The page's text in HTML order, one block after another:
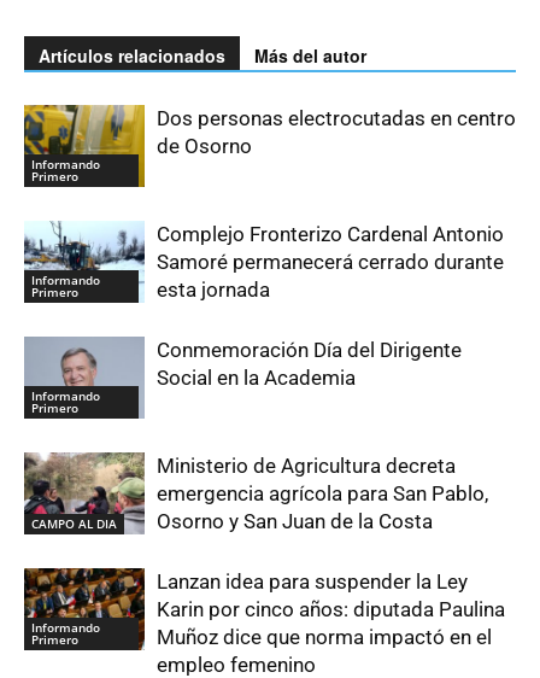
Artículos relacionados Más del autor
Informando
Primero
Dos personas electrocutadas en centro
de Osorno
Informando
Primero
Complejo Fronterizo Cardenal Antonio
Samoré permanecerá cerrado durante
esta jornada
Informando
Primero
Conmemoración Día del Dirigente
Social en la Academia
CAMPO AL DIA
Ministerio de Agricultura decreta
emergencia agrícola para San Pablo,
Osorno y San Juan de la Costa
Informando
Primero
Lanzan idea para suspender la Ley
Karin por cinco años: diputada Paulina
Muñoz dice que norma impactó en el
empleo femenino